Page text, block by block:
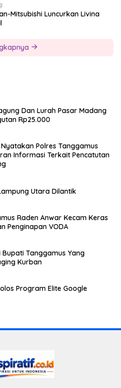
Mitsubishi Luncurkan Livina
Dan Lurah Pasar Madang
Rp25.000
Polres Tanggamus
Informasi Terkait Pencatutan
Utara Dilantik
Raden Anwar Kecam Keras
Penginapan VODA
Tanggamus Yang
Kurban
Program Elite Google